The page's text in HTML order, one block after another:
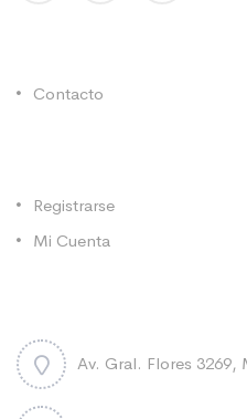
Contacto
Registrarse
Mi Cuenta
Av. Gral. Flores 3269,